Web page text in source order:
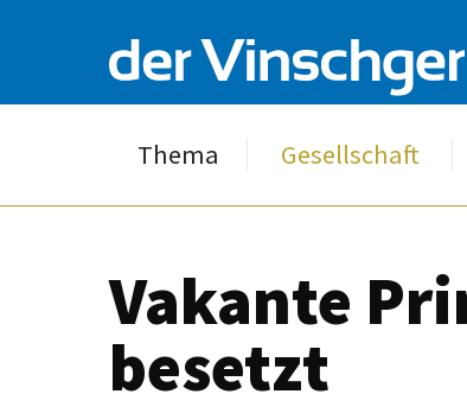
Thema Gesellschaft
Vakante
besetzt